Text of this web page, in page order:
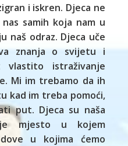
i iskren. Djeca ne
samih koja nam u
naš odraz. Djeca uče
znanja o svijetu i
vlastito istraživanje
Mi im trebamo da ih
kad im treba pomoći,
put. Djeca su naša
mjesto u kojem
u kojima ćemo